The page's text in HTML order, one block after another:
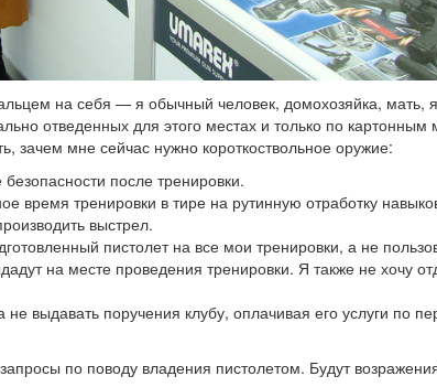
на себя — я обычный человек, домохозяйка, мать,
отведенных для этого местах и только по
зачем мне сейчас нужно короткоствольное оружие:
после тренировки.
время тренировки в тире на рутинную отработку
выстрел.
пистолет на все мои тренировки, а не
на месте проведения тренировки. Я также не хочу
выдавать поручения клубу, оплачивая его услуги по
по поводу владения пистолетом. Будут